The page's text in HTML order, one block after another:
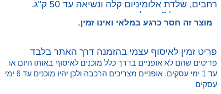
רחבים, שלדת אלומיניום קלה ונשיאה עד 50 ק"ג.
מתאים מגיל 3 ומעלה.
מוצר זה חסר כרגע במלאי ואינו זמין.
פריט זמין לאיסוף עצמי בהזמנה דרך האתר בלבד
פריטים שהם לא אופניים בדרך כלל מוכנים לאיסוף באותו היום או
עד 1 ימי עסקים. אופניים מצריכים הרכבה ולכן יהיו מוכנים עד 6 ימי
עסקים